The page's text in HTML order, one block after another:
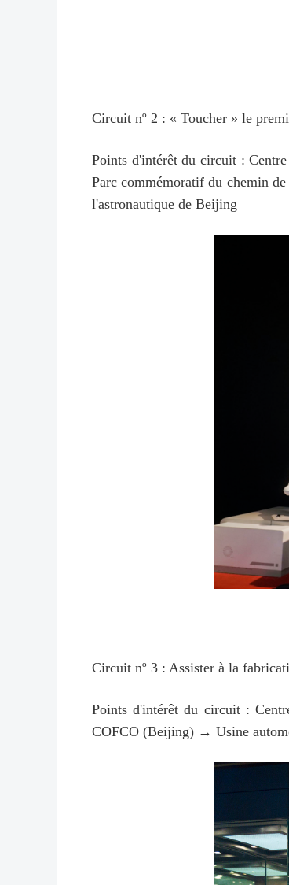
Circuit nº 2 : « Toucher » le
Points d'intérêt du circuit :
Parc commémoratif du chemin
l'astronautique de Beijing
Circuit nº 3 : Assister à la
Points d'intérêt du circuit :
COFCO (Beijing) → Usine